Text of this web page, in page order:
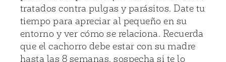
tratados contra pulgas y parásitos. Date tu
tiempo para apreciar al pequeño en su
entorno y ver cómo se relaciona. Recuerda
que el cachorro debe estar con su madre
hasta las 8 semanas, sospecha si te lo